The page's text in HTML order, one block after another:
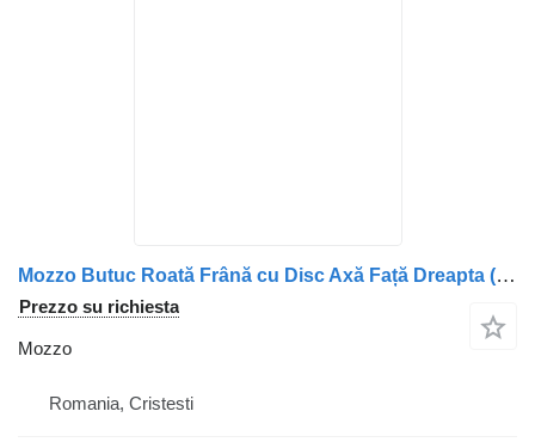
Mozzo Butuc Roată Frână cu Disc Axă Față Dreapta (ASD97 E.S.P. 1653) per camion DAF DAF
Prezzo su richiesta
Mozzo
Romania, Cristesti